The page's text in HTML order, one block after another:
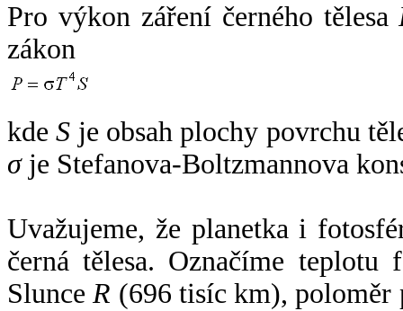
Pro výkon záření černého tělesa
zákon
kdeS je obsah plochy povrchu
σje Stefanova-Boltzmannova
Uvažujeme, že planetka i
černá tělesa. Označíme
SlunceR (696 tisíc km),